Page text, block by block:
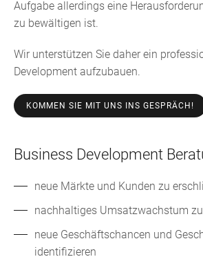
Aufgabe allerdings eine
zu bewältigen ist.
Wir unterstützen Sie daher ein
Development aufzubauen.
KOMMEN SIE MIT UNS INS GESPRÄCH!
Business Development
neue Märkte und Kunden zu
nachhaltiges Umsatzwachstum
neue Geschäftschancen und
identifizieren